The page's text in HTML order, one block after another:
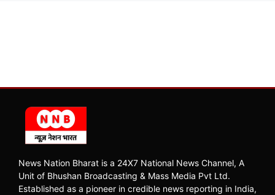
News Nation Bharat is a 24X7 National News Channel, A
Unit of Bhushan Broadcasting & Mass Media Pvt Ltd.
Established as a pioneer in credible news reporting in India,